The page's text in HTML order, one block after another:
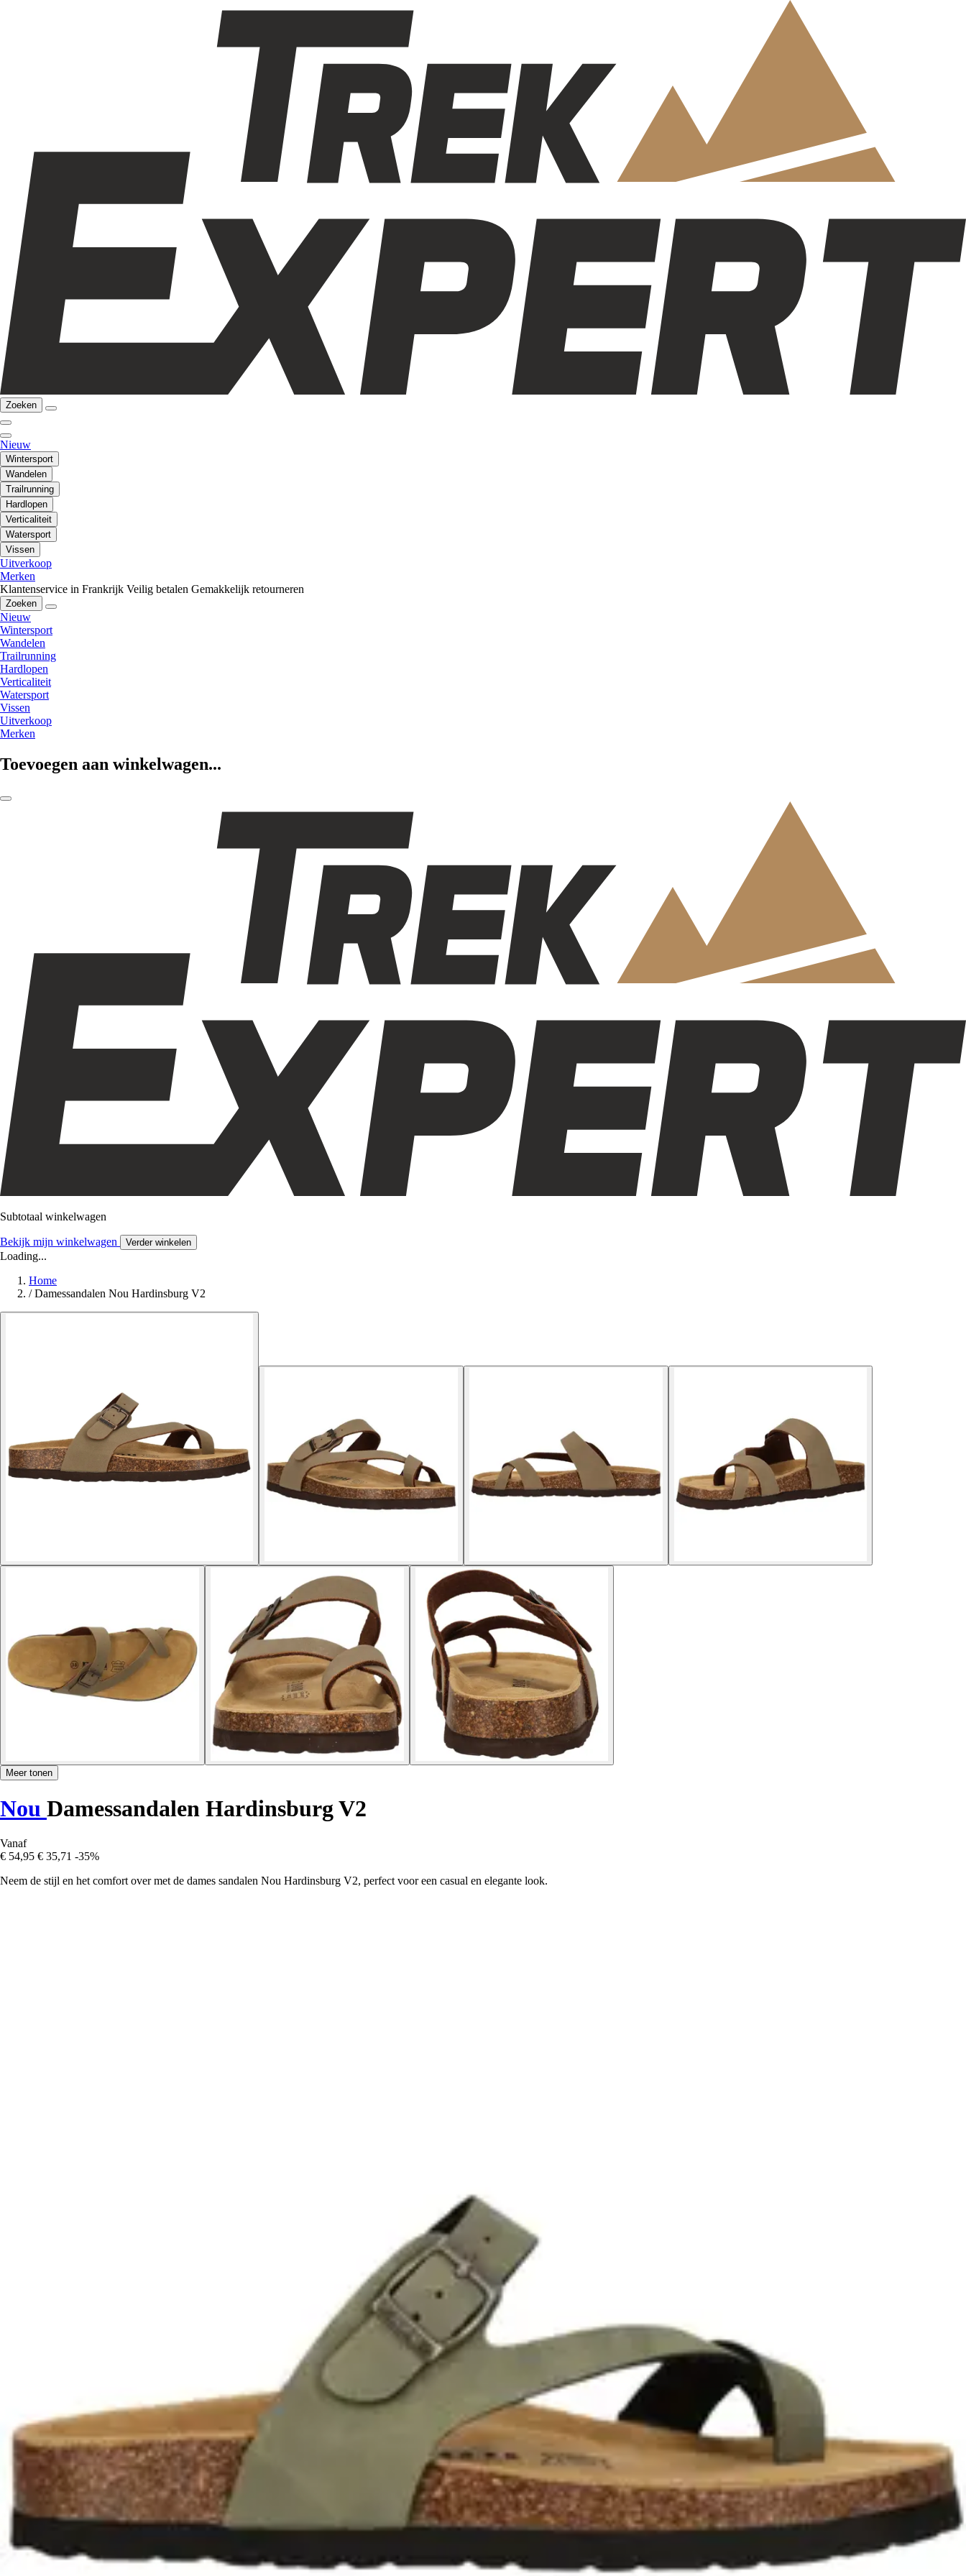
Zoeken
Nieuw
Wintersport
Wandelen
Trailrunning
Hardlopen
Verticaliteit
Watersport
Vissen
Uitverkoop
Merken
Klantenservice in Frankrijk Veilig betalen Gemakkelijk retourneren
Zoeken
Nieuw
Wintersport
Wandelen
Trailrunning
Hardlopen
Verticaliteit
Watersport
Vissen
Uitverkoop
Merken
Toevoegen aan winkelwagen...
Subtotaal winkelwagen
Bekijk mijn winkelwagen Verder winkelen
Loading...
Home
/ Damessandalen Nou Hardinsburg V2
Meer tonen
Nou Damessandalen Hardinsburg V2
Vanaf
€ 54,95 € 35,71 -35%
Neem de stijl en het comfort over met de dames sandalen Nou Hardinsburg V2, perfect voor een casual en elegante look.